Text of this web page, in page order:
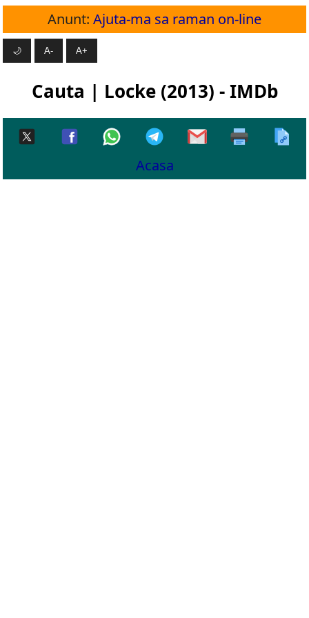
Anunt: Ajuta-ma sa raman on-line
🌙 A- A+
Cauta | Locke (2013) - IMDb
Acasa